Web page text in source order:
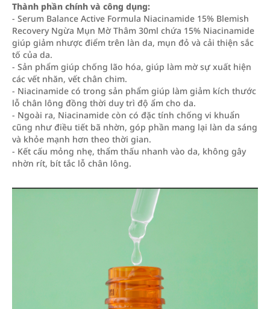
Thành phần chính và công dụng:
- Serum Balance Active Formula Niacinamide 15% Blemish
Recovery Ngừa Mụn Mờ Thâm 30ml chứa 15% Niacinamide
giúp giảm nhược điểm trên làn da, mụn đỏ và cải thiện sắc
tố của da.
- Sản phẩm giúp chống lão hóa, giúp làm mờ sự xuất hiện
các vết nhăn, vết chân chim.
- Niacinamide có trong sản phẩm giúp làm giảm kích thước
lỗ chân lông đồng thời duy trì độ ẩm cho da.
- Ngoài ra, Niacinamide còn có đặc tính chống vi khuẩn
cũng như điều tiết bã nhờn, góp phần mang lại làn da sáng
và khỏe mạnh hơn theo thời gian.
- Kết cấu mỏng nhẹ, thẩm thấu nhanh vào da, không gây
nhờn rít, bít tắc lỗ chân lông.